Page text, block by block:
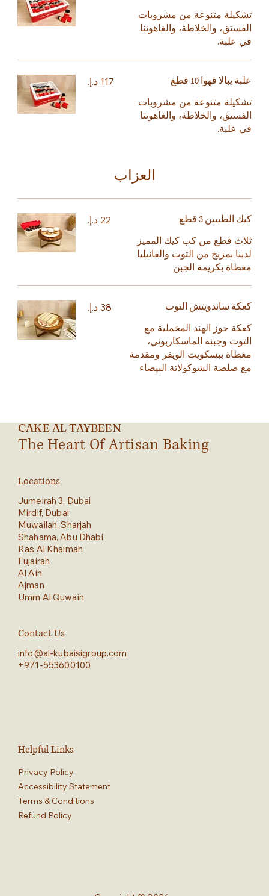
تشكيلة متنوعة من مشروبات
الفستق، والخلاطة، والغاهوتنا
في علبة.
علبة يبالا قهوا 10 قطع
تشكيلة متنوعة من مشروبات
الفستق، والخلاطة، والغاهوتنا
في علبة.
العزاب
كيك الطيبين 3 قطع
ثلاث قطع من كب كيك المميز
لدينا بمزيج من التوت والفانيليا
مغطاة بكريمة الجبن
كعكة ساندويتش التوت
كعكة جوز الهند المخملية مع
التوت وجبنة الماسكاربوني،
مغطاة ببسكويت الويفر ومقدمة
مع صلصة الشوكولاتة البيضاء
CAKE AL TAYBEEN
The Heart Of Artisan Baking
Locations
Jumeirah 3, Dubai
Mirdif, Dubai
Muwailah, Sharjah
Shahama, Abu Dhabi
Ras Al Khaimah
Fujairah
Al Ain
Ajman
Umm Al Quwain
Contact Us
info@al-kubaisigroup.com
+971-553600100
Helpful Links
Privacy Policy
Accessibility Statement
Terms & Conditions
Refund Policy